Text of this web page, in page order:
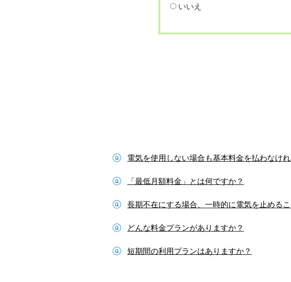
いいえ
電気を使用しない場合も基本料金を払わなけ
「最低月額料金」とは何ですか？
長期不在にする場合、一時的に電気を止める
どんな料金プランがありますか？
短期間の利用プランはありますか？